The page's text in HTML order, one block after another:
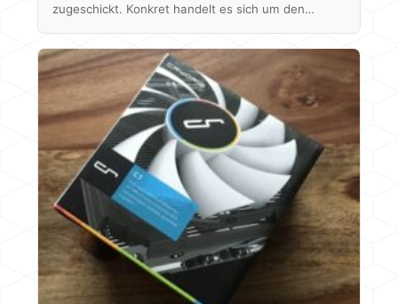
zugeschickt. Konkret handelt es sich um den
was momentan technisch möglich ist, dabei geht
es um Merkmale wie die geringe Reaktionszeit, die
hohe Bildwiederholrate von 200 Hz, der Support
von AMDs FreeSync und der Fakt, dass das Display
gebogen ist. Wie sich das 35" Modell schlägt und
ob ihm die verhältnismäßig…